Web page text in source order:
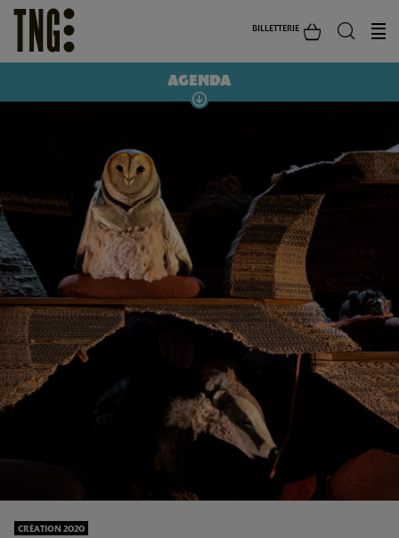
BILLETTERIE
AGENDA
CRÉATION 2020